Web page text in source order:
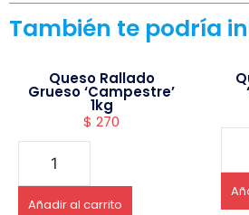
También te podría
Queso Rallado
Grueso ‘Campestre’
1kg
$ 270
Añadir al carrito